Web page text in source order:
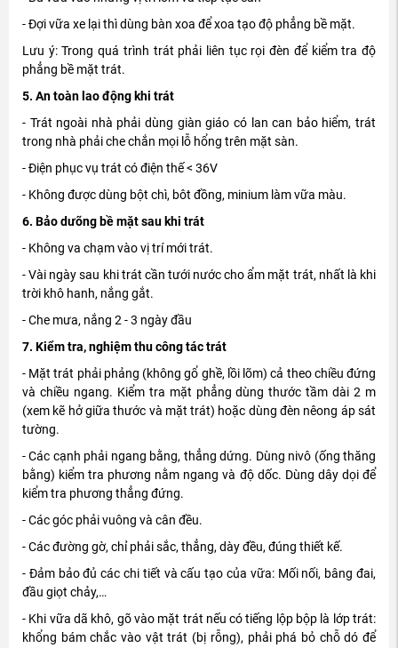
- Đợi vữa xe lại thì dùng bàn xoa để xoa tạo độ phẳng bề mặt.
Lưu ý: Trong quá trình trát phải liên tục rọi đèn để kiểm tra độ
phẳng bề mặt trát.
5. An toàn lao động khi trát
- Trát ngoài nhà phải dùng giàn giáo có lan can bảo hiểm, trát
trong nhà phải che chắn mọi lỗ hổng trên mặt sàn.
- Điện phục vụ trát có điện thế < 36V
- Không được dùng bột chì, bôt đồng, minium làm vữa màu.
6. Bảo dưõng bề mặt sau khi trát
- Không va chạm vào vị trí mới trát.
- Vài ngày sau khi trát cần tưới nước cho ẩm mặt trát, nhất là khi
trời khô hanh, nắng gắt.
- Che mưa, nắng 2 - 3 ngày đầu
7. Kiểm tra, nghiệm thu công tác trát
- Mặt trát phải phảng (không gổ ghề, lồi lõm) cả theo chiều đứng
và chiều ngang. Kiểm tra mặt phẳng dùng thước tầm dài 2 m
(xem kẽ hở giữa thước và mặt trát) hoặc dùng đèn nêong áp sát
tường.
- Các cạnh phải ngang bằng, thẳng dứng. Dùng nivô (ống thăng
bằng) kiểm tra phương nằm ngang và độ dốc. Dùng dây dọi để
kiểm tra phương thẳng đứng.
- Các góc phải vuông và cân đều.
- Các đường gờ, chỉ phải sắc, thẳng, dày đều, đúng thiết kế.
- Đảm bảo đủ các chi tiết và cấu tạo của vữa: Mối nối, bâng đai,
đầu giọt chảy,…
- Khi vữa dã khô, gõ vào mặt trát nếu có tiếng lộp bộp là lớp trát:
khổng bám chắc vào vật trát (bị rỗng), phải phá bỏ chỗ dó để